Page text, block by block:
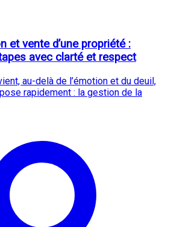
et vente d’une propriété :
avec clarté et respect
au-delà de l’émotion et du deuil,
rapidement : la gestion de la